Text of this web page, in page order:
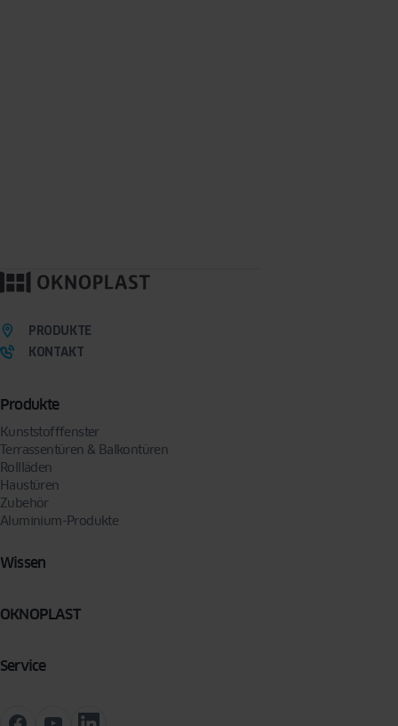
Produkte
Kunststofffenster
Terrassentüren & Balkontüren
Rollläden
Haustüren
Zubehör
Aluminium-Produkte
Wissen
OKNOPLAST
Service
PRODUKTE
KONTAKT